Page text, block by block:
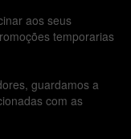
aos seus
temporarias
guardamos a
com as